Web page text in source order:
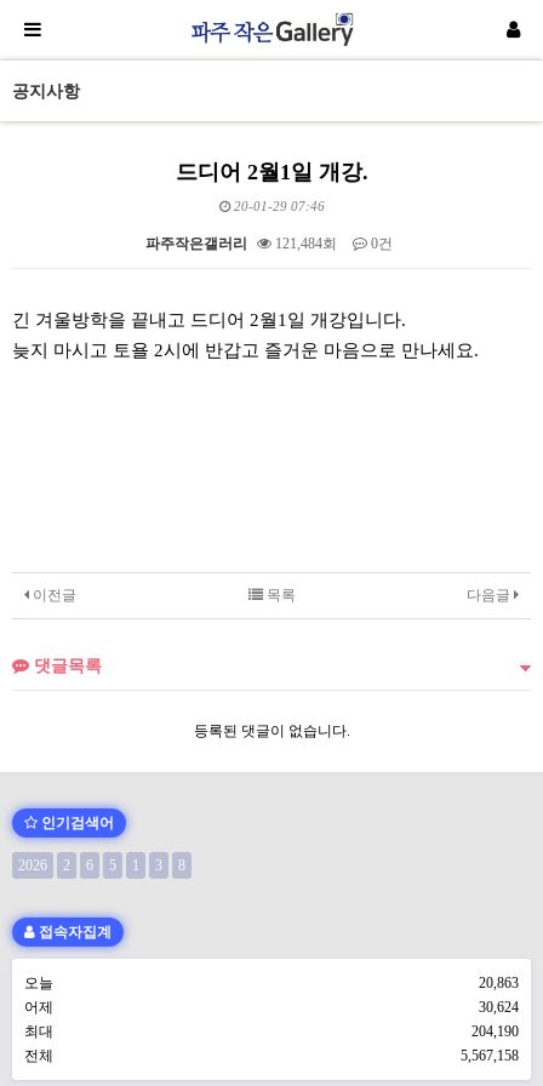
공지사항
드디어 2월1일 개강.
20-01-29 07:46
파주작은갤러리 121,484회 0건
긴 겨울방학을 끝내고 드디어 2월1일 개강입니다.
늦지 마시고 토욜 2시에 반갑고 즐거운 마음으로 만나세요.
이전글 다음글
목록
댓글목록
등록된 댓글이 없습니다.
인기검색어
2026 2 6 5 1 3 8
접속자집계
오늘
20,863
어제
30,624
최대
204,190
전체
5,567,158